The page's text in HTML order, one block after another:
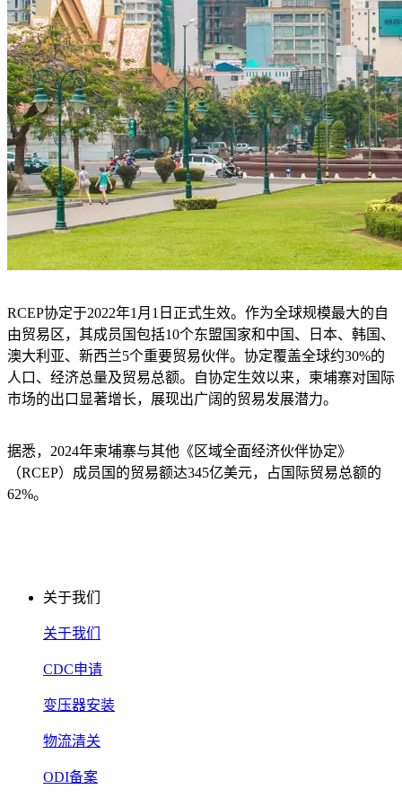
RCEP协定于2022年1月1日正式生效。作为全球规模最大的自
由贸易区，其成员国包括10个东盟国家和中国、日本、韩国、
澳大利亚、新西兰5个重要贸易伙伴。协定覆盖全球约30%的
人口、经济总量及贸易总额。自协定生效以来，柬埔寨对国际
市场的出口显著增长，展现出广阔的贸易发展潜力。
据悉，2024年柬埔寨与其他《区域全面经济伙伴协定》
（RCEP）成员国的贸易额达345亿美元，占国际贸易总额的
62%。
关于我们
关于我们
CDC申请
变压器安装
物流清关
ODI备案